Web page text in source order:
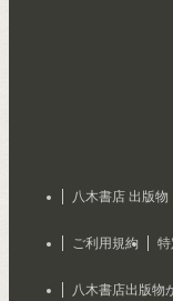
八木書店 出版物
ご利用規約
八木書店出版物